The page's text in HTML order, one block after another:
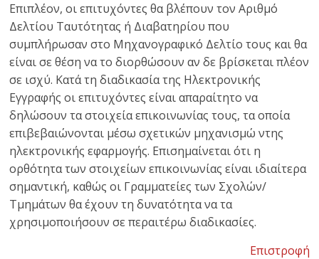
Επιπλέον, οι επιτυχόντες θα βλέπουν τον Αριθμό
Δελτίου Ταυτότητας ή Διαβατηρίου που
συμπλήρωσαν στο Μηχανογραφικό Δελτίο τους και θα
είναι σε θέση να το διορθώσουν αν δε βρίσκεται πλέον
σε ισχύ. Κατά τη διαδικασία της Ηλεκτρονικής
Εγγραφής οι επιτυχόντες είναι απαραίτητο να
δηλώσουν τα στοιχεία επικοινωνίας τους, τα οποία
επιβεβαιώνονται μέσω σχετικών μηχανισμώ ντης
ηλεκτρονικής εφαρμογής. Επισημαίνεται ότι η
ορθότητα των στοιχείων επικοινωνίας είναι ιδιαίτερα
σημαντική, καθώς οι Γραμματείες των Σχολών/
Τμημάτων θα έχουν τη δυνατότητα να τα
χρησιμοποιήσουν σε περαιτέρω διαδικασίες.
Επιστροφή